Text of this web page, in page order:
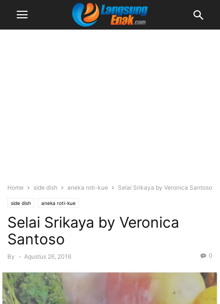
Home side dish aneka roti-kue Selai Srikaya by Veronica Santoso
side dish aneka roti-kue
Selai Srikaya by Veronica
Santoso
By - Agustus 26, 2016 0